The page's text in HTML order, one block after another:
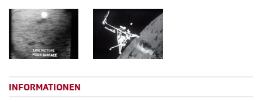
INFORMATIONEN